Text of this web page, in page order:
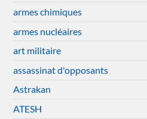
armes chimiques
armes nucléaires
art militaire
assassinat d'opposants
Astrakan
ATESH